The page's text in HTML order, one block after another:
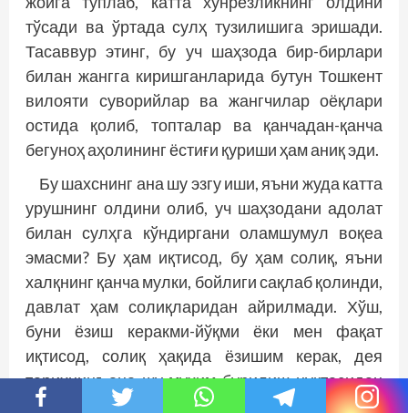
тўсади ва ўртада сулҳ тузилишига эришади.
Тасаввур этинг, бу уч шаҳзода бир-бирлари
билан жангга киришганларида бутун Тошкент
вилояти суворийлар ва жангчилар оёқлари
остида қолиб, топталар ва қанчадан-қанча
бегуноҳ аҳолининг ёстиғи қуриши ҳам аниқ эди.
Бу шахснинг ана шу эзгу иши, яъни жуда катта
урушнинг олдини олиб, уч шаҳзодани адолат
билан сулҳга кўндиргани оламшумул воқеа
эмасми? Бу ҳам иқтисод, бу ҳам солиқ, яъни
халқнинг қанча мулки, бойлиги сақлаб қолинди,
давлат ҳам солиқларидан айрилмади. Хўш,
буни ёзиш керакми-йўқми ёки мен фақат
иқтисод, солиқ ҳақида ёзишим керак, дея
тарихнинг ана шу муҳим бурилиш нуқтасидан
кўз юмиб ўтиб кетиш керакми?